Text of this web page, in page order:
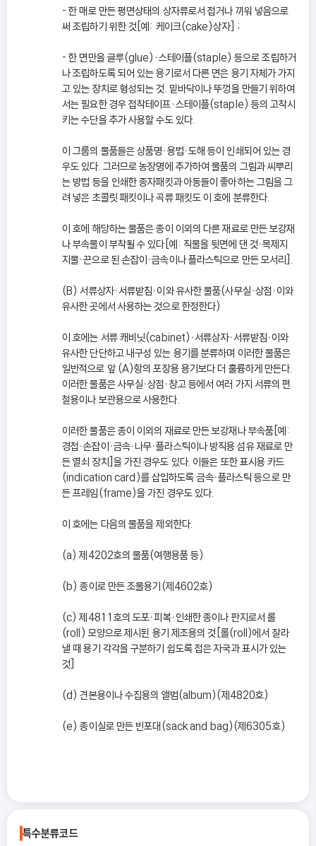
- 한 매로 만든 평면상태의 상자류로서 접거나 끼워 넣음으로
써 조립하기 위한 것[예: 케이크(cake)상자] ;
- 한 면만을 글루(glue)ㆍ스테이플(staple) 등으로 조립하거
나 조립하도록 되어 있는 용기로서 다른 면은 용기 자체가 가지
고 있는 장치로 형성되는 것. 밑바닥이나 뚜껑을 만들기 위하여
서는 필요한 경우 접착테이프ㆍ스테이플(staple) 등의 고착시
키는 수단을 추가 사용할 수도 있다.
이 그룹의 물품들은 상품명ㆍ용법ㆍ도해 등이 인쇄되어 있는 경
우도 있다. 그러므로 농장명에 추가하여 물품의 그림과 씨뿌리
는 방법 등을 인쇄한 종자패킷과 아동들이 좋아하는 그림을 그
려 넣은 초콜릿 패킷이나 곡류 패킷도 이 호에 분류한다.
이 호에 해당하는 물품은 종이 이외의 다른 재료로 만든 보강재
나 부속물이 부착될 수 있다[예: 직물을 뒷면에 댄 것ㆍ목제지
지물ㆍ끈으로 된 손잡이ㆍ금속이나 플라스틱으로 만든 모서리].
(B) 서류상자ㆍ서류받침ㆍ이와 유사한 물품(사무실ㆍ상점ㆍ이와
유사한 곳에서 사용하는 것으로 한정한다)
이 호에는 서류 캐비닛(cabinet)ㆍ서류상자ㆍ서류받침ㆍ이와
유사한 단단하고 내구성 있는 용기를 분류하며 이러한 물품은
일반적으로 앞 (A)항의 포장용 용기보다 더 훌륭하게 만든다.
이러한 물품은 사무실ㆍ상점ㆍ창고 등에서 여러 가지 서류의 편
철용이나 보관용으로 사용한다.
이러한 물품은 종이 이외의 재료로 만든 보강재나 부속품[예:
경첩ㆍ손잡이ㆍ금속ㆍ나무ㆍ플라스틱이나 방직용 섬유 재료로 만
든 열쇠 장치]을 가진 경우도 있다. 이들은 또한 표시용 카드
(indication card)를 삽입하도록 금속ㆍ플라스틱 등으로 만
든 프레임(frame)을 가진 경우도 있다.
이 호에는 다음의 물품을 제외한다.
(a) 제4202호의 물품(여행용품 등)
(b) 종이로 만든 조물용기(제4602호)
(c) 제4811호의 도포ㆍ피복ㆍ인쇄한 종이나 판지로서 롤
(roll) 모양으로 제시된 용기 제조용의 것[롤(roll)에서 잘라
낼 때 용기 각각을 구분하기 쉽도록 접은 자국과 표시가 있는
것]
(d) 견본용이나 수집용의 앨범(album)(제4820호)
(e) 종이실로 만든 빈포대(sack and bag)(제6305호)
특수분류코드